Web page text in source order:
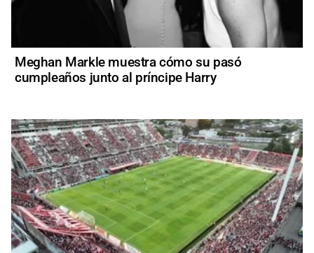
Meghan Markle muestra cómo su pasó
cumpleaños junto al príncipe Harry